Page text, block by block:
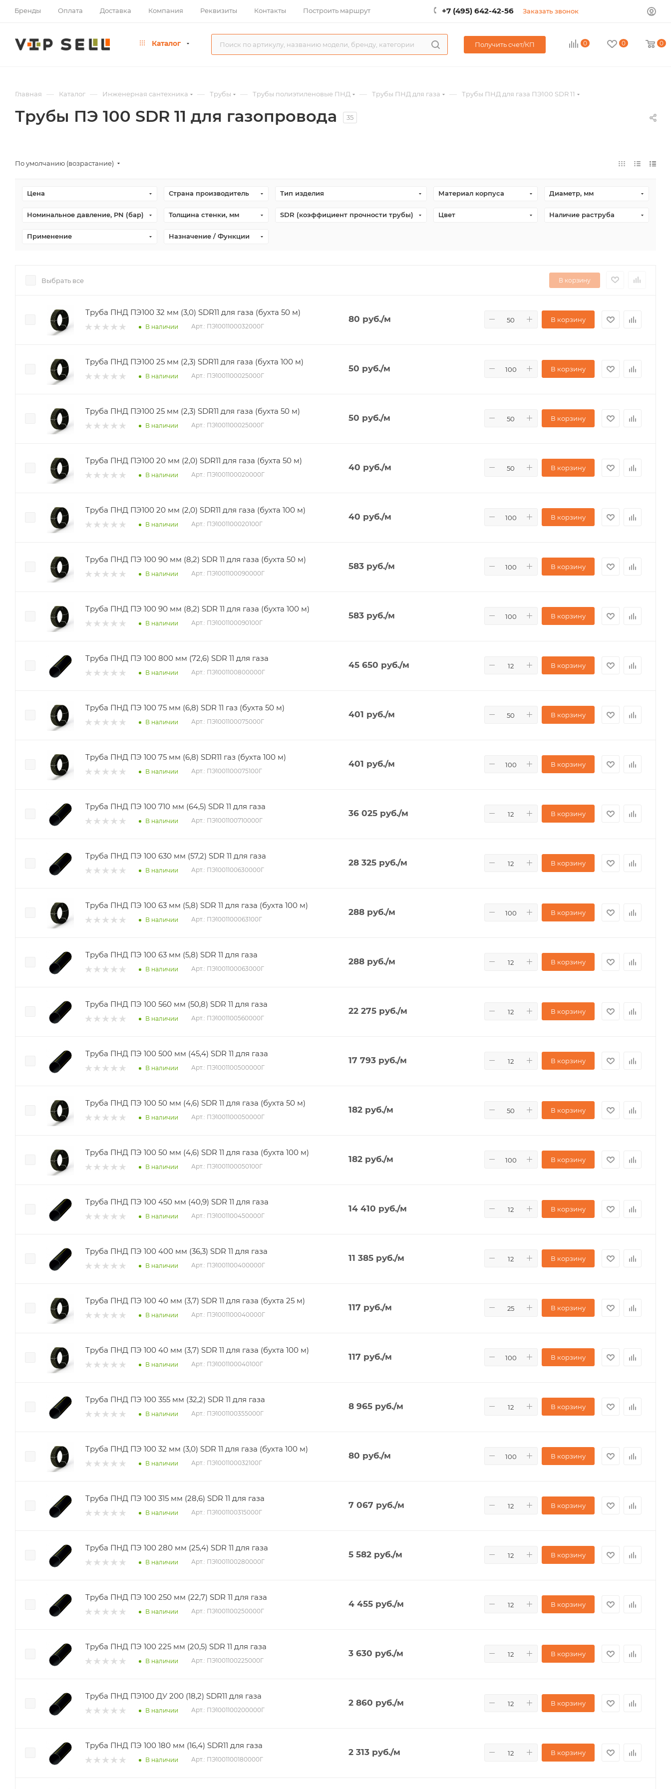
Бренды Оплата Доставка Компания Реквизиты Контакты Построить маршрут +7 (495) 642-42-56 Заказать звонок
Каталог Получить счет/КП 0 0 0
Главная — Каталог — Инженерная сантехника — Трубы — Трубы полиэтиленовые ПНД — Трубы ПНД для газа — Трубы ПНД для газа ПЭ100 SDR 11
Трубы ПЭ 100 SDR 11 для газопровода 35
По умолчанию (возрастание)
Цена Страна производитель Тип изделия Материал корпуса Диаметр, мм
Номинальное давление, PN (бар) Толщина стенки, мм SDR (коэффициент прочности трубы) Цвет Наличие раструба
Применение Назначение / Функции
Выбрать все В корзину
Труба ПНД ПЭ100 32 мм (3,0) SDR11 для газа (бухта 50 м)
В наличии Арт.: ПЭ1001100032000Г
80 руб./м В корзину
Труба ПНД ПЭ100 25 мм (2,3) SDR11 для газа (бухта 100 м)
В наличии Арт.: ПЭ1001100025000Г
50 руб./м В корзину
Труба ПНД ПЭ100 25 мм (2,3) SDR11 для газа (бухта 50 м)
В наличии Арт.: ПЭ1001100025000Г
50 руб./м В корзину
Труба ПНД ПЭ100 20 мм (2,0) SDR11 для газа (бухта 50 м)
В наличии Арт.: ПЭ1001100020000Г
40 руб./м В корзину
Труба ПНД ПЭ100 20 мм (2,0) SDR11 для газа (бухта 100 м)
В наличии Арт.: ПЭ1001100020100Г
40 руб./м В корзину
Труба ПНД ПЭ 100 90 мм (8,2) SDR 11 для газа (бухта 50 м)
В наличии Арт.: ПЭ1001100090000Г
583 руб./м В корзину
Труба ПНД ПЭ 100 90 мм (8,2) SDR 11 для газа (бухта 100 м)
В наличии Арт.: ПЭ1001100090100Г
583 руб./м В корзину
Труба ПНД ПЭ 100 800 мм (72,6) SDR 11 для газа
В наличии Арт.: ПЭ1001100800000Г
45 650 руб./м В корзину
Труба ПНД ПЭ 100 75 мм (6,8) SDR 11 газ (бухта 50 м)
В наличии Арт.: ПЭ1001100075000Г
401 руб./м В корзину
Труба ПНД ПЭ 100 75 мм (6,8) SDR11 газ (бухта 100 м)
В наличии Арт.: ПЭ1001100075100Г
401 руб./м В корзину
Труба ПНД ПЭ 100 710 мм (64,5) SDR 11 для газа
В наличии Арт.: ПЭ1001100710000Г
36 025 руб./м В корзину
Труба ПНД ПЭ 100 630 мм (57,2) SDR 11 для газа
В наличии Арт.: ПЭ1001100630000Г
28 325 руб./м В корзину
Труба ПНД ПЭ 100 63 мм (5,8) SDR 11 для газа (бухта 100 м)
В наличии Арт.: ПЭ1001100063100Г
288 руб./м В корзину
Труба ПНД ПЭ 100 63 мм (5,8) SDR 11 для газа
В наличии Арт.: ПЭ1001100063000Г
288 руб./м В корзину
Труба ПНД ПЭ 100 560 мм (50,8) SDR 11 для газа
В наличии Арт.: ПЭ1001100560000Г
22 275 руб./м В корзину
Труба ПНД ПЭ 100 500 мм (45,4) SDR 11 для газа
В наличии Арт.: ПЭ1001100500000Г
17 793 руб./м В корзину
Труба ПНД ПЭ 100 50 мм (4,6) SDR 11 для газа (бухта 50 м)
В наличии Арт.: ПЭ1001100050000Г
182 руб./м В корзину
Труба ПНД ПЭ 100 50 мм (4,6) SDR 11 для газа (бухта 100 м)
В наличии Арт.: ПЭ1001100050100Г
182 руб./м В корзину
Труба ПНД ПЭ 100 450 мм (40,9) SDR 11 для газа
В наличии Арт.: ПЭ1001100450000Г
14 410 руб./м В корзину
Труба ПНД ПЭ 100 400 мм (36,3) SDR 11 для газа
В наличии Арт.: ПЭ1001100400000Г
11 385 руб./м В корзину
Труба ПНД ПЭ 100 40 мм (3,7) SDR 11 для газа (бухта 25 м)
В наличии Арт.: ПЭ1001100040000Г
117 руб./м В корзину
Труба ПНД ПЭ 100 40 мм (3,7) SDR 11 для газа (бухта 100 м)
В наличии Арт.: ПЭ1001100040100Г
117 руб./м В корзину
Труба ПНД ПЭ 100 355 мм (32,2) SDR 11 для газа
В наличии Арт.: ПЭ1001100355000Г
8 965 руб./м В корзину
Труба ПНД ПЭ 100 32 мм (3,0) SDR 11 для газа (бухта 100 м)
В наличии Арт.: ПЭ1001100032100Г
80 руб./м В корзину
Труба ПНД ПЭ 100 315 мм (28,6) SDR 11 для газа
В наличии Арт.: ПЭ1001100315000Г
7 067 руб./м В корзину
Труба ПНД ПЭ 100 280 мм (25,4) SDR 11 для газа
В наличии Арт.: ПЭ1001100280000Г
5 582 руб./м В корзину
Труба ПНД ПЭ 100 250 мм (22,7) SDR 11 для газа
В наличии Арт.: ПЭ1001100250000Г
4 455 руб./м В корзину
Труба ПНД ПЭ 100 225 мм (20,5) SDR 11 для газа
В наличии Арт.: ПЭ1001100225000Г
3 630 руб./м В корзину
Труба ПНД ПЭ100 ДУ 200 (18,2) SDR11 для газа
В наличии Арт.: ПЭ1001100200000Г
2 860 руб./м В корзину
Труба ПНД ПЭ 100 180 мм (16,4) SDR11 для газа
В наличии Арт.: ПЭ1001100180000Г
2 313 руб./м В корзину